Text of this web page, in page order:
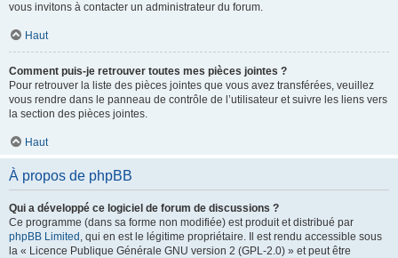
vous invitons à contacter un administrateur du forum.
Haut
Comment puis-je retrouver toutes mes pièces jointes ?
Pour retrouver la liste des pièces jointes que vous avez transférées, veuillez
vous rendre dans le panneau de contrôle de l’utilisateur et suivre les liens vers
la section des pièces jointes.
Haut
À propos de phpBB
Qui a développé ce logiciel de forum de discussions ?
Ce programme (dans sa forme non modifiée) est produit et distribué par
phpBB Limited , qui en est le légitime propriétaire. Il est rendu accessible sous
la « Licence Publique Générale GNU version 2 (GPL-2.0) » et peut être